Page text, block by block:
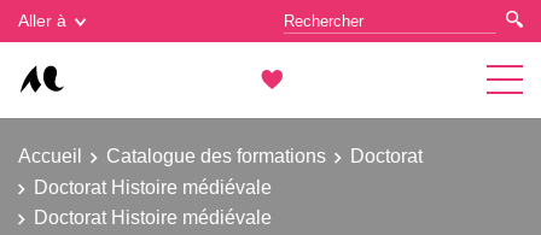
Aller à
Accueil Catalogue des formations
Doctorat
Doctorat Histoire médiévale
Doctorat Histoire médiévale
Gestion des cookies